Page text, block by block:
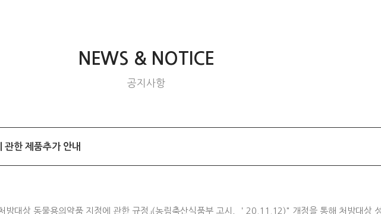
NEWS & NOTICE
공지사항
관한 제품추가 안내
방대상 동물용의약품 지정에 관한 규정」(농림축산식품부 고시, ＇20.11.12)" 개정을 통해 처방대상